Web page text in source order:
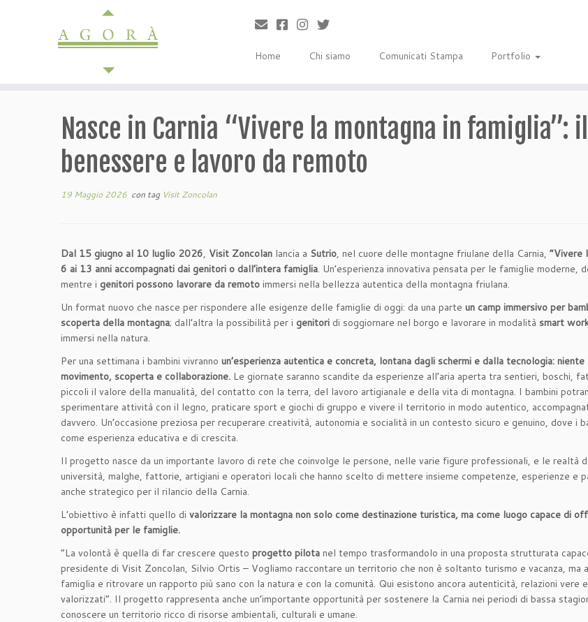
Home
Chi siamo Comunicati Stampa Portfolio
Nasce in Carnia “Vivere la montagna in famiglia”:
benessere e lavoro da remoto
19 Maggio 2026 con tag Visit Zoncolan
Dal 15 giugno al 10 luglio 2026, Visit Zoncolan lancia a Sutrio, nel cuore delle montagne friulane della Carnia, “Vivere
6 ai 13 anni accompagnati dai genitori o dall’intera famiglia. Un’esperienza innovativa pensata per le famiglie
mentre i genitori possono lavorare da remoto immersi nella bellezza autentica della montagna friulana.
Un format nuovo che nasce per rispondere alle esigenze delle famiglie di oggi: da una parte un camp immersivo per
scoperta della montagna; dall’altra la possibilità per i genitori di soggiornare nel borgo e lavorare in modalità smart
immersi nella natura.
Per una settimana i bambini vivranno un’esperienza autentica e concreta, lontana dagli schermi e dalla tecnologia:
movimento, scoperta e collaborazione. Le giornate saranno scandite da esperienze all’aria aperta tra sentieri, boschi,
piccoli il valore della manualità, del contatto con la terra, del lavoro artigianale e della vita di montagna. I bambini
sperimentare attività con il legno, praticare sport e giochi di gruppo e vivere il territorio in modo autentico,
davvero. Un’occasione preziosa per recuperare creatività, autonomia e socialità in un contesto sicuro e genuino, dove i
come esperienza educativa e di crescita.
Il progetto nasce da un importante lavoro di rete che coinvolge le persone, nelle varie figure professionali, e le
università, malghe, fattorie, artigiani e operatori locali che hanno scelto di mettere insieme competenze, esperienze e
anche strategico per il rilancio della Carnia.
L’obiettivo è infatti quello di valorizzare la montagna non solo come destinazione turistica, ma come luogo capace di
opportunità per le famiglie.
“La volontà è quella di far crescere questo progetto pilota nel tempo trasformandolo in una proposta strutturata
presidente di Visit Zoncolan, Silvio Ortis – Vogliamo raccontare un territorio che non è soltanto turismo e vacanza, ma
famiglia e ritrovare un rapporto più sano con la natura e con la comunità. Qui esistono ancora autenticità, relazioni
valorizzati”. Il progetto rappresenta anche un’importante opportunità per sostenere la Carnia nei periodi di bassa
conoscere un territorio ricco di risorse ambientali, culturali e umane.